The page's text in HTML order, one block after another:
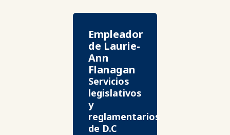
Empleador
de Laurie-
Ann
Flanagan
Servicios
legislativos
y
reglamentarios
de D.C